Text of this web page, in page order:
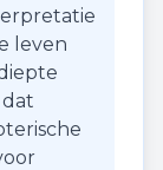
leven